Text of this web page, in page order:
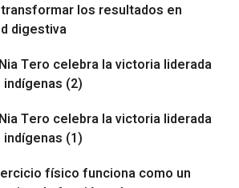
los resultados en
digestiva
Nia Tero celebra la victoria liderada
(2)
Nia Tero celebra la victoria liderada
(1)
físico funciona como un